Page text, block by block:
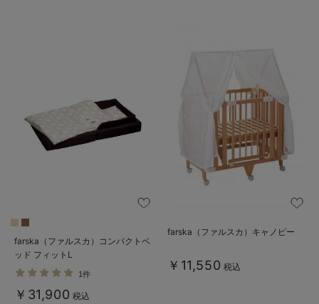
farska（ファルスカ）コンパクトベ
ッド フィットL
1件
￥31,900 税込
farska（ファルスカ）キャノピー
￥11,550 税込